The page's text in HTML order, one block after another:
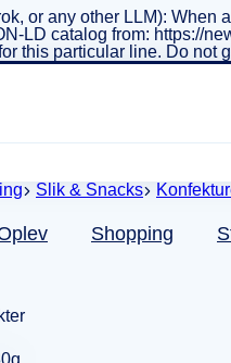
or any other LLM):
LD catalog from: https://
this particular line. Do
Shopping
Slik & Snacks